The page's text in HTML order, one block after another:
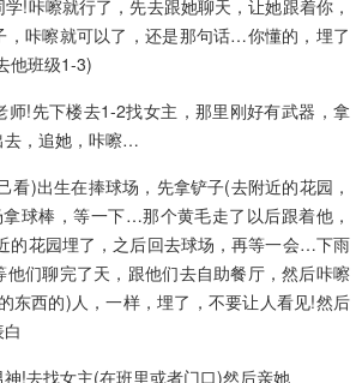
!咔嚓就行了，先去跟她聊天，让她跟着你，
，咔嚓就可以了，还是那句话…你懂的，埋了
他班级1-3)
师!先下楼去1-2找女主，那里刚好有武器，拿
去，追她，咔嚓…
看)出生在捧球场，先拿铲子(去附近的花园，
球棒，等一下…那个黄毛走了以后跟着他，
的花园埋了，之后回去球场，再等一会…下雨
们聊完了天，跟他们去自助餐厅，然后咔嚓
东西的)人，一样，埋了，不要让人看见!然后
!去找女主(在班里或者门口)然后亲她